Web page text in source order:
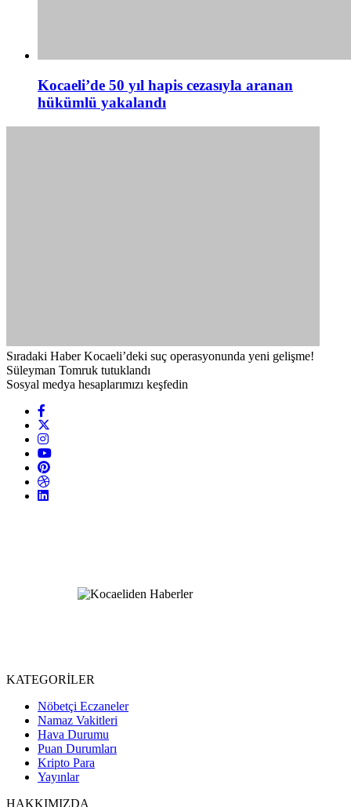
Kocaeli’de 50 yıl hapis cezasıyla aranan
hükümlü yakalandı
Sıradaki Haber Kocaeli’deki suç operasyonunda yeni gelişme!
Süleyman Tomruk tutuklandı
Sosyal medya hesaplarımızı keşfedin
KATEGORİLER
Nöbetçi Eczaneler
Namaz Vakitleri
Hava Durumu
Puan Durumları
Kripto Para
Yayınlar
HAKKIMIZDA